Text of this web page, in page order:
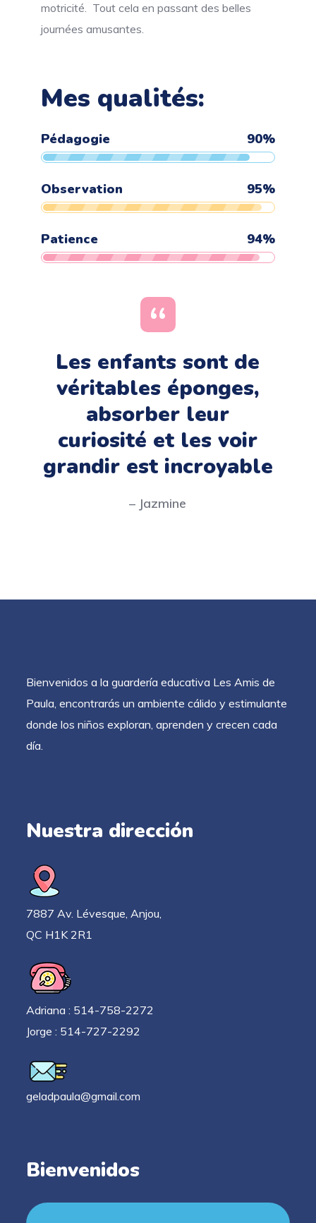
motricité. Tout cela en passant des belles
journées amusantes.
Mes qualités: ​
Pédagogie 90%
Observation 95%
Patience 94%
Les enfants sont de
véritables éponges,
absorber leur
curiosité et les voir
grandir est incroyable
– Jazmine
Bienvenidos a la guardería educativa Les Amis de
Paula, encontrarás un ambiente cálido y estimulante
donde los niños exploran, aprenden y crecen cada
día.
Nuestra dirección
7887 Av. Lévesque, Anjou,
QC H1K 2R1
Adriana : 514-758-2272
Jorge : 514-727-2292
geladpaula@gmail.com
Bienvenidos